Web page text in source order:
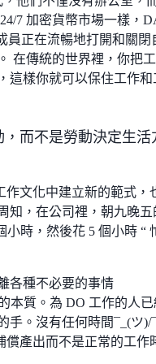
7 加密貨幣市場一樣，
員正在流暢地打開和關閉
在傳統的世界裡，你把
這樣你就可以保住工作和
而不是勞動決定生活
作文化中建立新的範式，
知，在公司裡，朝九晚五
小時，然後花 5 個小時 “
各種不必要的事情
本質。為 DO 工作的人
手。沒有任何時間¯_(ツ)/
償產出而不是正常的工作